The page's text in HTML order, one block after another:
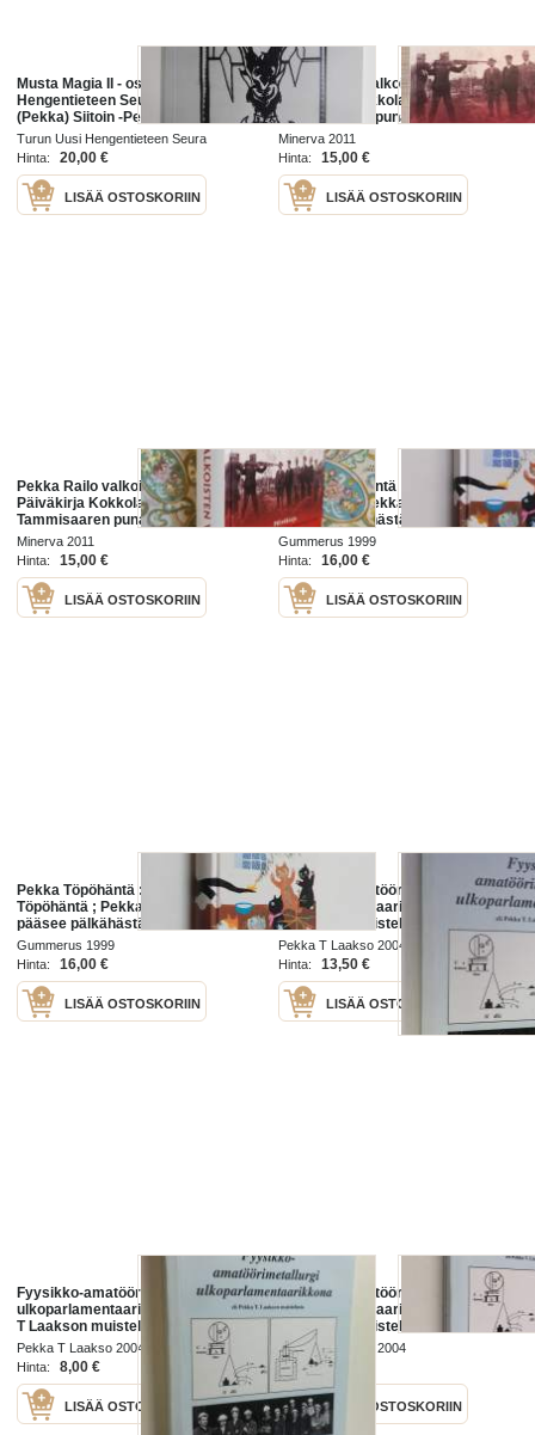
Musta Magia II - osa 2 - Turun
Hengentieteen Seura - Peter
(Pekka) Siitoin -Pekka Siitoin
tuotantoa, näköispainos
Turun Uusi Hengentieteen Seura
Hinta:
20,00 €
LISÄÄ OSTOSKORIIN
Pekka Railo Valkoisten vankina -
Päiväkirja Kokkolan ja
Tammisaaren punavankileireiltä
1918
Minerva 2011
Hinta:
15,00 €
LISÄÄ OSTOSKORIIN
Pekka Railo valkoisten vankina -
Päiväkirja Kokkolan ja
Tammisaaren punavankileireiltä
1918
Minerva 2011
Hinta:
15,00 €
LISÄÄ OSTOSKORIIN
Pekka Töpöhäntä : Kiri kiri Pekka
Töpöhäntä ; Pekka Töpöhäntä
pääsee pälkähästä
Gummerus 1999
Hinta:
16,00 €
LISÄÄ OSTOSKORIIN
Pekka Töpöhäntä : Kiri kiri Pekka
Töpöhäntä ; Pekka Töpöhäntä
pääsee pälkähästä
Gummerus 1999
Hinta:
16,00 €
LISÄÄ OSTOSKORIIN
Fyysikko-amatöörimetallurgi
ulkoparlamentaarikkona, eli, Pekka
T Laakson muistelmia
(signeerattu)
Pekka T Laakso 2004
Hinta:
13,50 €
LISÄÄ OSTOSKORIIN
Fyysikko-amatöörimetallurgi
ulkoparlamentaarikkona, eli, Pekka
T Laakson muistelmia
Pekka T Laakso 2004
Hinta:
8,00 €
LISÄÄ OSTOSKORIIN
Fyysikko-amatöörimetallurgi
ulkoparlamentaarikkona, eli, Pekka
T Laakson muistelmia
Pekka T Laakso 2004
Hinta:
18,00 €
LISÄÄ OSTOSKORIIN